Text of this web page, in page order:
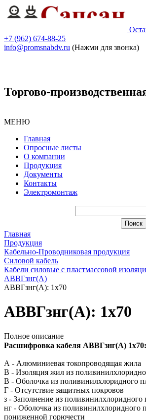
+7 (962) 674-88-25
info@promsnabdv.ru (Нажми для звонка)
Торгово-
МЕНЮ
Главная
Опросные листы
О компании
Продукция
Документы
Контакты
Электромонтаж
Главная
Продукция
Кабельно-Проводниковая продукция
Силовой кабель
Кабели силовые с пластмассовой
АВВГзнг(A)
АВВГзнг(A): 1х70
АВВГзнг(A): 1х70
Полное описание
Расшифровка кабеля АВВГзнг(A) 1х70:
А - Алюминиевая токопроводящая жила
В - Изоляция жил из
В - Оболочка из поливинилхлоридного
Г - Отсутствие защитных покровов
з - Заполнение из поливинилхлоридного
нг - Оболочка из поливинилхлоридного
пониженной горючести